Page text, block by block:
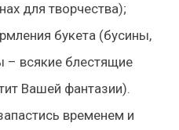
для творчества);
букета (бусины,
– всякие блестящие
Вашей фантазии).
временем и